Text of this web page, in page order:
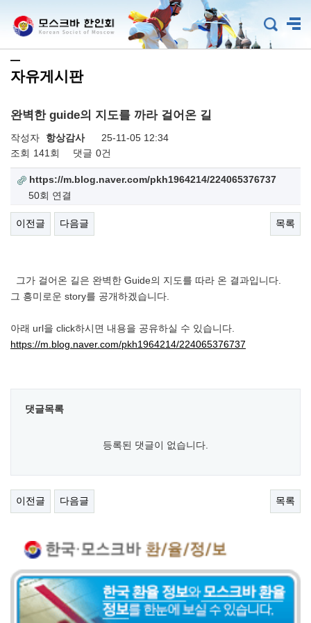
자유게시판
완벽한 guide의 지도를 까라 걸어온 길
작성자 항상감사
25-11-05 12:34
조회 141회 댓글 0건
https://m.blog.naver.com/pkh1964214/224065376737
50회 연결
이전글 다음글 목록
그가 걸어온 길은 완벽한 Guide의 지도를 따라 온 결과입니다.
그 흥미로운 story를 공개하겠습니다.
아래 url을 click하시면 내용을 공유하실 수 있습니다.
https://m.blog.naver.com/pkh1964214/224065376737
댓글목록
등록된 댓글이 없습니다.
이전글 다음글 목록